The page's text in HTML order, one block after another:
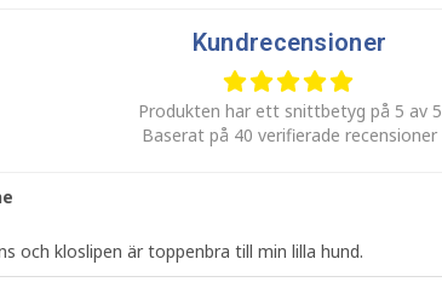
Kundrecensioner
Produkten har ett snittbetyg på 5 av 5
Baserat på 40 verifierade recensioner
och kloslipen är toppenbra till min lilla hund.